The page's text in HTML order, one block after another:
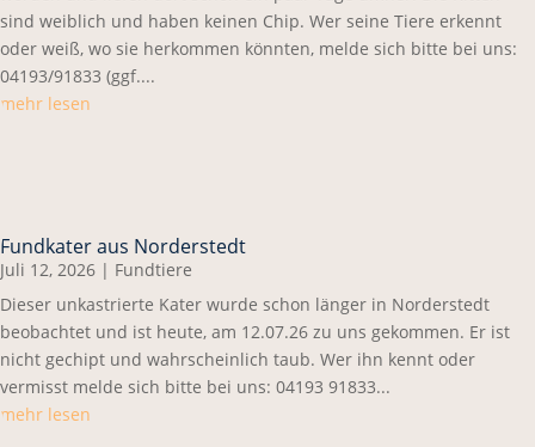
sind weiblich und haben keinen Chip. Wer seine Tiere erkennt
oder weiß, wo sie herkommen könnten, melde sich bitte bei uns:
04193/91833 (ggf....
mehr lesen
Fundkater aus Norderstedt
Juli 12, 2026 | Fundtiere
Dieser unkastrierte Kater wurde schon länger in Norderstedt
beobachtet und ist heute, am 12.07.26 zu uns gekommen. Er ist
nicht gechipt und wahrscheinlich taub. Wer ihn kennt oder
vermisst melde sich bitte bei uns: 04193 91833...
mehr lesen